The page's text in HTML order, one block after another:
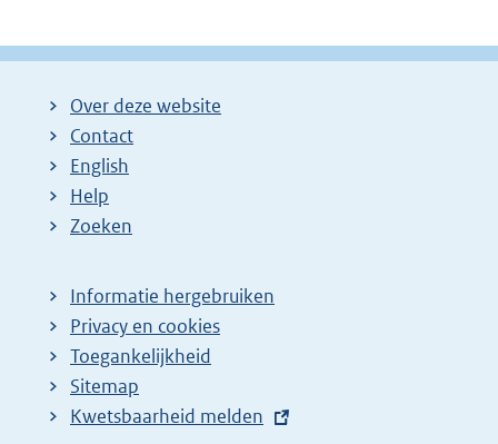
Over deze website
Contact
English
Help
Zoeken
Informatie hergebruiken
Privacy en cookies
Toegankelijkheid
Sitemap
E
Kwetsbaarheid melden